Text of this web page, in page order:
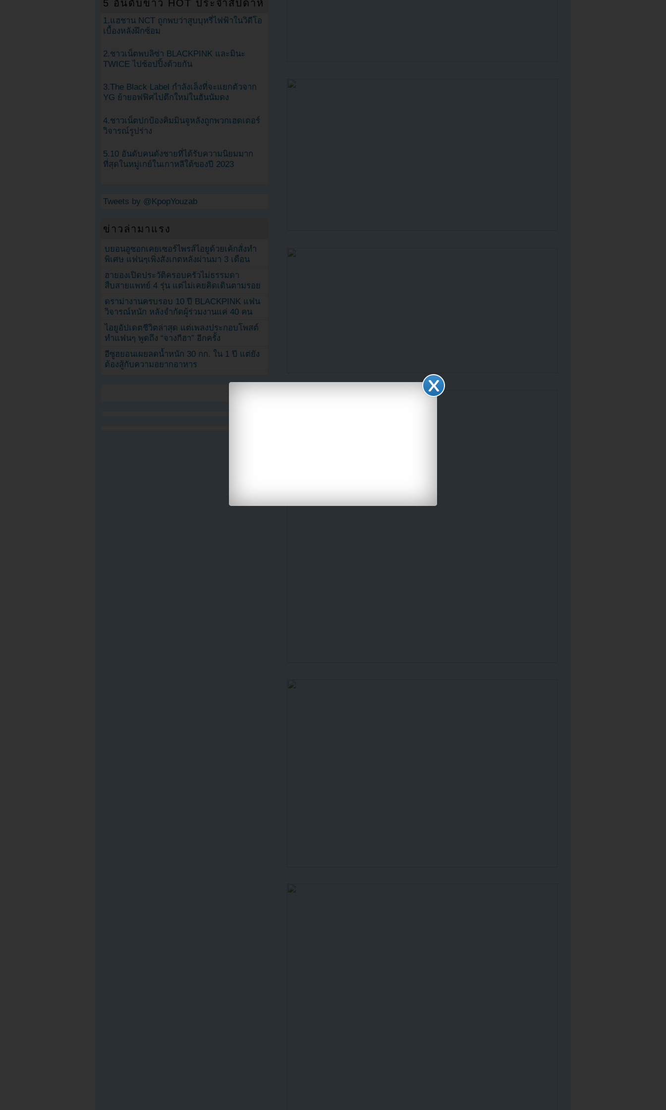
5 อันดับข่าว HOT ประจำสัปดาห์
1.แฮชาน NCT ถูกพบว่าสูบบุหรี่ไฟฟ้าในวิดีโอ
เบื้องหลังฝึกซ้อม
2.ชาวเน็ตพบลิซ่า BLACKPINK และมินะ
TWICE ไปช้อปปิ้งด้วยกัน
3.The Black Label กำลังเล็งที่จะแยกตัวจาก
YG ย้ายอฟฟิศไปตึกใหม่ในฮันนัมดง
4.ชาวเน็ตปกป้องคิมมินจูหลังถูกพวกเฮดเตอร์
วิจารณ์รูปร่าง
5.10 อันดับคนดังชายที่ได้รับความนิยมมาก
ที่สุดในหมู่เกย์ในเกาหลีใต้ของปี 2023
Tweets by @KpopYouzab
ข่าวล่ามาแรง
บยอนอูซอกเคยเซอร์ไพรส์ไอยูด้วยเค้กสั่งทำ
พิเศษ แฟนๆเพิ่งสังเกตหลังผ่านมา 3 เดือน
ฮายองเปิดประวัติครอบครัวไม่ธรรมดา
สืบสายแพทย์ 4 รุ่น แต่ไม่เคยคิดเดินตามรอย
ดราม่างานครบรอบ 10 ปี BLACKPINK แฟน
วิจารณ์หนัก หลังจำกัดผู้ร่วมงานแค่ 40 คน
ไอยูอัปเดตชีวิตล่าสุด แต่เพลงประกอบโพสต์
ทำแฟนๆ พูดถึง “จางกีฮา” อีกครั้ง
อีซูฮยอนเผยลดน้ำหนัก 30 กก. ใน 1 ปี แต่ยัง
ต้องสู้กับความอยากอาหาร